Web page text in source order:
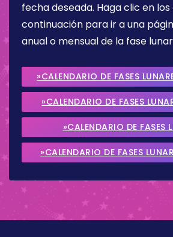
fecha deseada. Haga clic en
continuación para ir a una
anual o mensual de la fase
»CALENDARIO DE FASES
»CALENDARIO DE FASES
2026
»CALENDARIO DE FASES
SEPTIEMBRE 2026
»CALENDARIO DE FASES